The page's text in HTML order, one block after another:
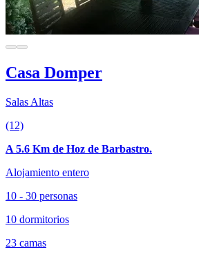
Casa Domper
Salas Altas
(12)
A 5.6 Km de Hoz de Barbastro.
Alojamiento entero
10 - 30 personas
10 dormitorios
23 camas